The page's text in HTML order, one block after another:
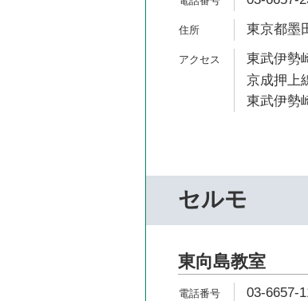
東京都墨
東武伊勢
京成押上
東武伊勢
セルモ
東向島教室
03-6657-